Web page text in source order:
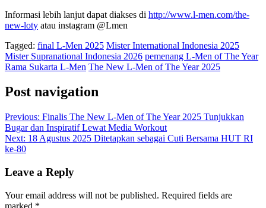
Informasi lebih lanjut dapat diakses di http://www.l-men.com/the-
new-loty atau instagram @Lmen
Tagged: final L-Men 2025 Mister International Indonesia 2025
Mister Supranational Indonesia 2026 pemenang L-Men of The Year
Rama Sukarta L-Men The New L-Men of The Year 2025
Post navigation
Previous: Finalis The New L-Men of The Year 2025 Tunjukkan
Bugar dan Inspiratif Lewat Media Workout
Next: 18 Agustus 2025 Ditetapkan sebagai Cuti Bersama HUT RI
ke-80
Leave a Reply
Your email address will not be published. Required fields are
marked *